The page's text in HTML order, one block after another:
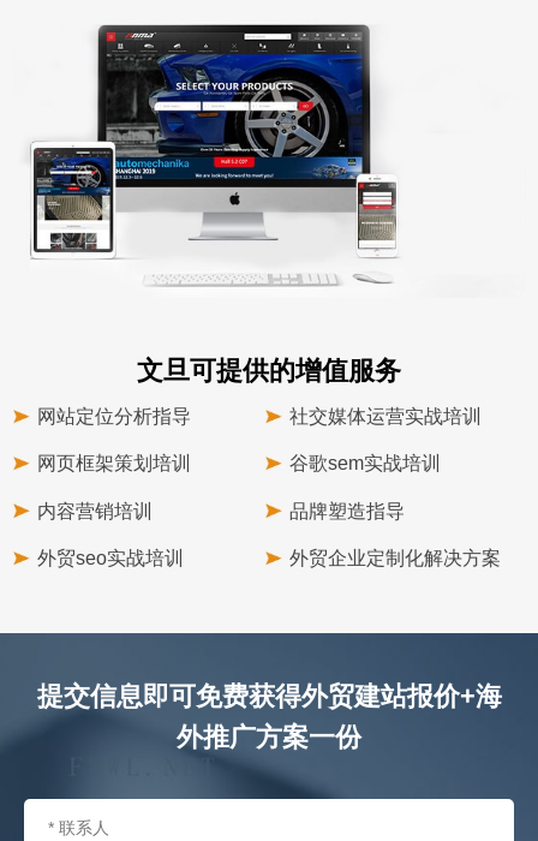
文旦可提供的增值服务
网站定位分析指导 社交媒体运营实战培训
网页框架策划培训 谷歌sem实战培训
内容营销培训 品牌塑造指导
外贸seo实战培训 外贸企业定制化解决方案
提交信息即可免费获得外贸建站报价+海
外推广方案一份